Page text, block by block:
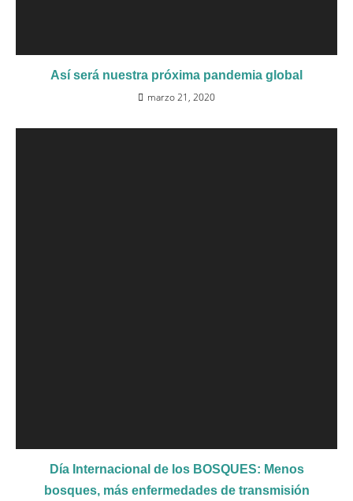
Así será nuestra próxima pandemia global
marzo 21, 2020
Día Internacional de los BOSQUES: Menos
bosques, más enfermedades de transmisión